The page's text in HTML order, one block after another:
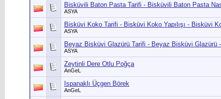
Bisküvili Baton Pasta Tarifi - Bisküvili Baton Pasta
ASYA
Bisküvi Koko Tarifi - Bisküvi Koko Yapılışı - Bisküvi
ASYA
Beyaz Bisküvi Glazürü Tarifi - Beyaz Bisküvi Glazürü
ASYA
Zeytinli Dere Otlu Poğça
AnGeL
Ispanaklı Üçgen Börek
AnGeL